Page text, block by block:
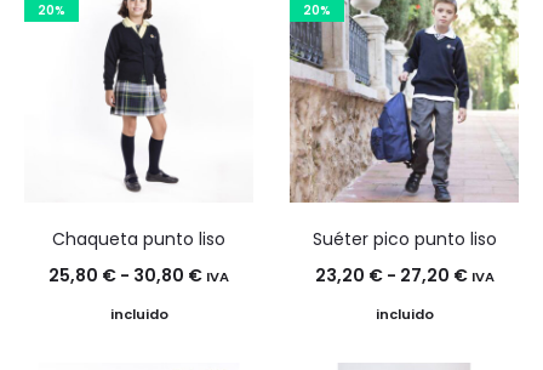
20%
Chaqueta punto liso
25,80 € - 30,80 €Rango
IVA
incluido
20%
Suéter pico punto liso
23,20 € - 27,20 €Rango
IVA
incluido